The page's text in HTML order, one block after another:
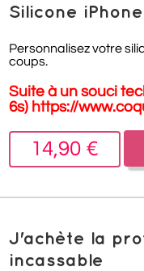
Silicone
Personnalisez votre
coups.
Suite à un souci
6s) https://
14,90 €
J'achète la
incassable